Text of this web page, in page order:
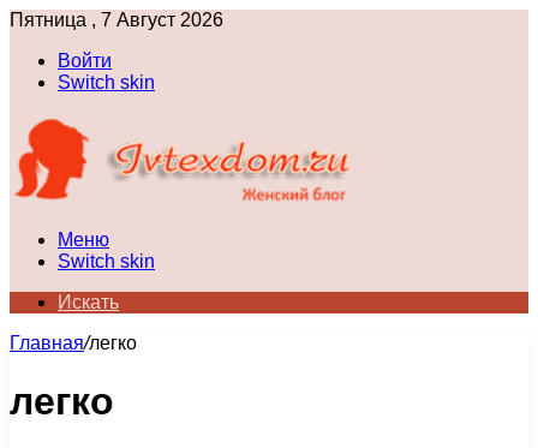
Пятница , 7 Август 2026
Войти
Switch skin
Меню
Switch skin
Искать
Главная/легко
легко